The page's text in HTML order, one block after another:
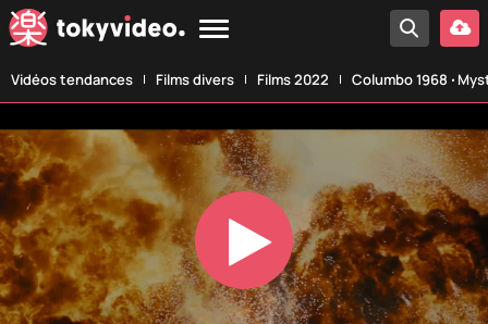
Vidéos tendances Films divers Films 2022 Columbo 1968 ‧
Play